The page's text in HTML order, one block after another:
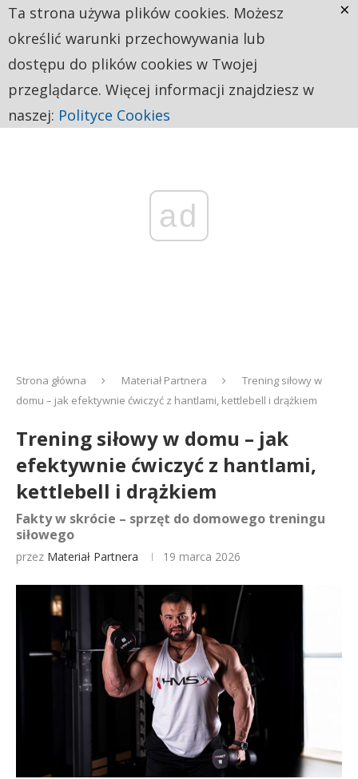
ad
Strona główna Materiał Partnera
Trening siłowy w
domu – jak efektywnie ćwiczyć z hantlami, kettlebell i drążkiem
Trening siłowy w domu – jak
efektywnie ćwiczyć z hantlami,
kettlebell i drążkiem
Fakty w skrócie – sprzęt do domowego treningu
siłowego
przez Materiał Partnera 19 marca 2026
Ta strona używa plików cookies. Możesz
określić warunki przechowywania lub
dostępu do plików cookies w Twojej
przeglądarce. Więcej informacji znajdziesz w
naszej: Polityce Cookies
×